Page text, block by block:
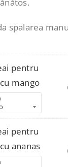
spalarea
pentru
mango
pentru
ananas